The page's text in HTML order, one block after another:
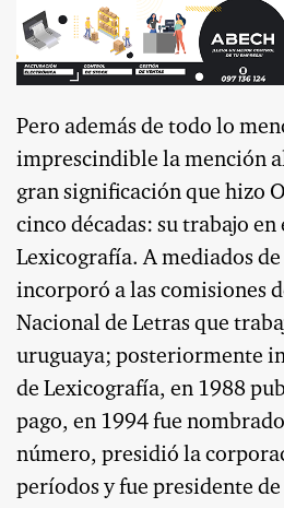
Pero además de todo lo
imprescindible la mención
gran significación que hizo
cinco décadas: su trabajo en
Lexicografía. A mediados de
incorporó a las comisiones
Nacional de Letras que
uruguaya; posteriormente
de Lexicografía, en 1988
pago, en 1994 fue
número, presidió la
períodos y fue presidente